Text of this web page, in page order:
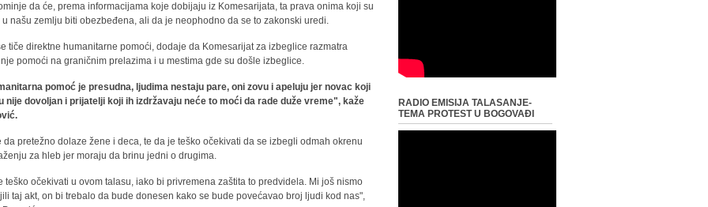
da će, prema informacijama koje dobijaju iz Komesarijata, ta prava onima koji su
u našu zemlju biti obezbeđena, ali da je neophodno da se to zakonski uredi.
tiče direktne humanitarne pomoći, dodaje da Komesarijat za izbeglice razmatra
pomoći na graničnim prelazima i u mestima gde su došle izbeglice.
pomoć je presudna, ljudima nestaju pare, oni zovu i apeluju jer novac koji
nije dovoljan i prijatelji koji ih izdržavaju neće to moći da rade duže vreme", kaže
da pretežno dolaze žene i deca, te da je teško očekivati da se izbegli odmah okrenu
za hleb jer moraju da brinu jedni o drugima.
teško očekivati u ovom talasu, iako bi privremena zaštita to predvidela. Mi još nismo
taj akt, on bi trebalo da bude donesen kako se bude povećavao broj ljudi kod nas",
RADIO EMISIJA TALASANJE-
TEMA PROTEST U BOGOVAĐI